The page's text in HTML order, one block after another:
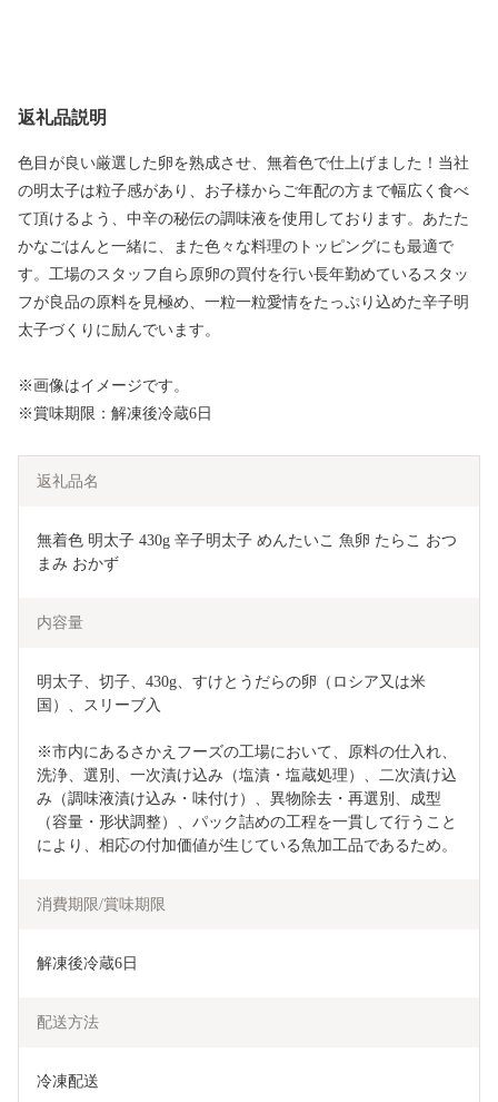
返礼品説明
色目が良い厳選した卵を熟成させ、無着色で仕上げました！当社
の明太子は粒子感があり、お子様からご年配の方まで幅広く食べ
て頂けるよう、中辛の秘伝の調味液を使用しております。あたた
かなごはんと一緒に、また色々な料理のトッピングにも最適で
す。工場のスタッフ自ら原卵の買付を行い長年勤めているスタッ
フが良品の原料を見極め、一粒一粒愛情をたっぷり込めた辛子明
太子づくりに励んでいます。
※画像はイメージです。
※賞味期限：解凍後冷蔵6日
返礼品名
無着色 明太子 430g 辛子明太子 めんたいこ 魚卵 たらこ おつ
まみ おかず
内容量
明太子、切子、430g、すけとうだらの卵（ロシア又は米
国）、スリーブ入
※市内にあるさかえフーズの工場において、原料の仕入れ、
洗浄、選別、一次漬け込み（塩漬・塩蔵処理）、二次漬け込
み（調味液漬け込み・味付け）、異物除去・再選別、成型
（容量・形状調整）、パック詰めの工程を一貫して行うこと
により、相応の付加価値が生じている魚加工品であるため。
消費期限/賞味期限
解凍後冷蔵6日
配送方法
冷凍配送